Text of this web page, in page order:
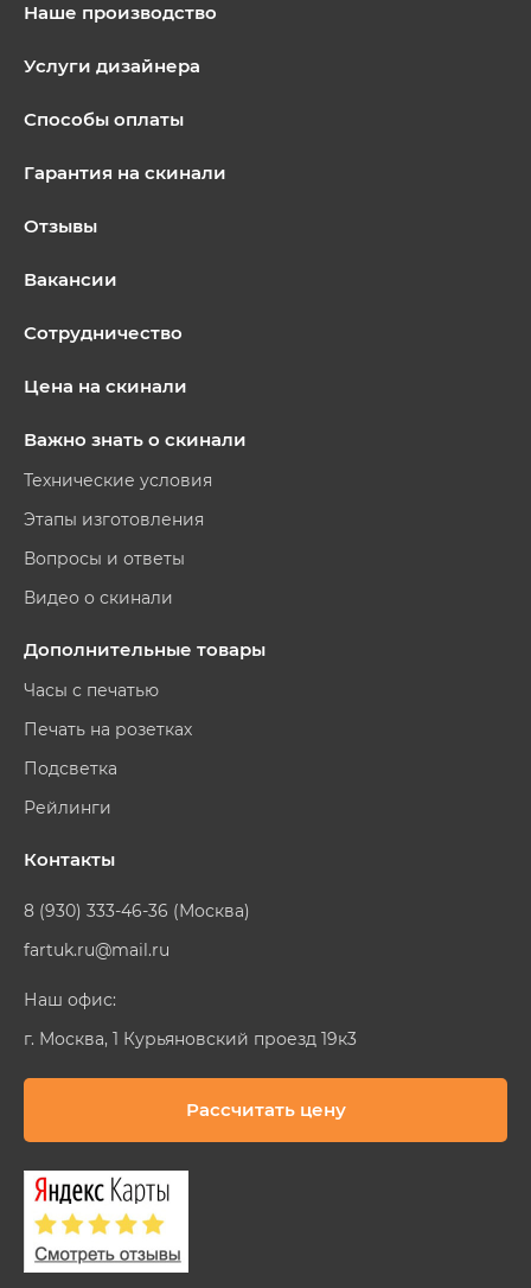
Наше производство
Услуги дизайнера
Способы оплаты
Гарантия на скинали
Отзывы
Вакансии
Сотрудничество
Цена на скинали
Важно знать о скинали
Технические условия
Этапы изготовления
Вопросы и ответы
Видео о скинали
Дополнительные товары
Часы с печатью
Печать на розетках
Подсветка
Рейлинги
Контакты
8 (930) 333-46-36 (Москва)
fartuk.ru@mail.ru
Наш офис:
г. Москва, 1 Курьяновский проезд 19к3
Рассчитать цену